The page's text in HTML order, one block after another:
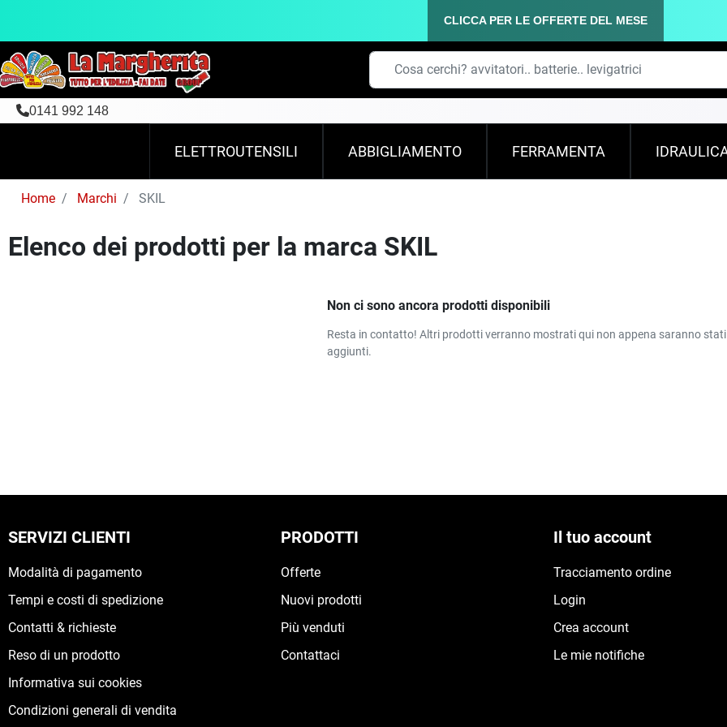
CLICCA PER LE OFFERTE DEL MESE
0141 992 148
ELETTROUTENSILI ABBIGLIAMENTO FERRAMENTA
Home Marchi SKIL
Elenco dei prodotti per la marca SKIL
Non ci sono ancora prodotti disponibili
Resta in contatto! Altri prodotti verranno mostrati qui non appena saranno stati
aggiunti.
SERVIZI CLIENTI
Modalità di pagamento
Tempi e costi di spedizione
Contatti & richieste
Reso di un prodotto
Informativa sui cookies
Condizioni generali di vendita
PRODOTTI
Offerte
Nuovi prodotti
Più venduti
Contattaci
Il tuo account
Tracciamento ordine
Login
Crea account
Le mie notifiche